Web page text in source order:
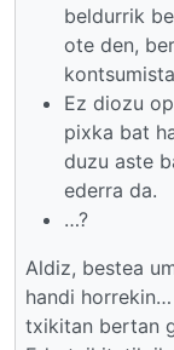
beldurrik
ote den,
Ez diozu
pixka bat
duzu aste
ederra da.
…?
Aldiz, bestea
handi
txikitan bertan